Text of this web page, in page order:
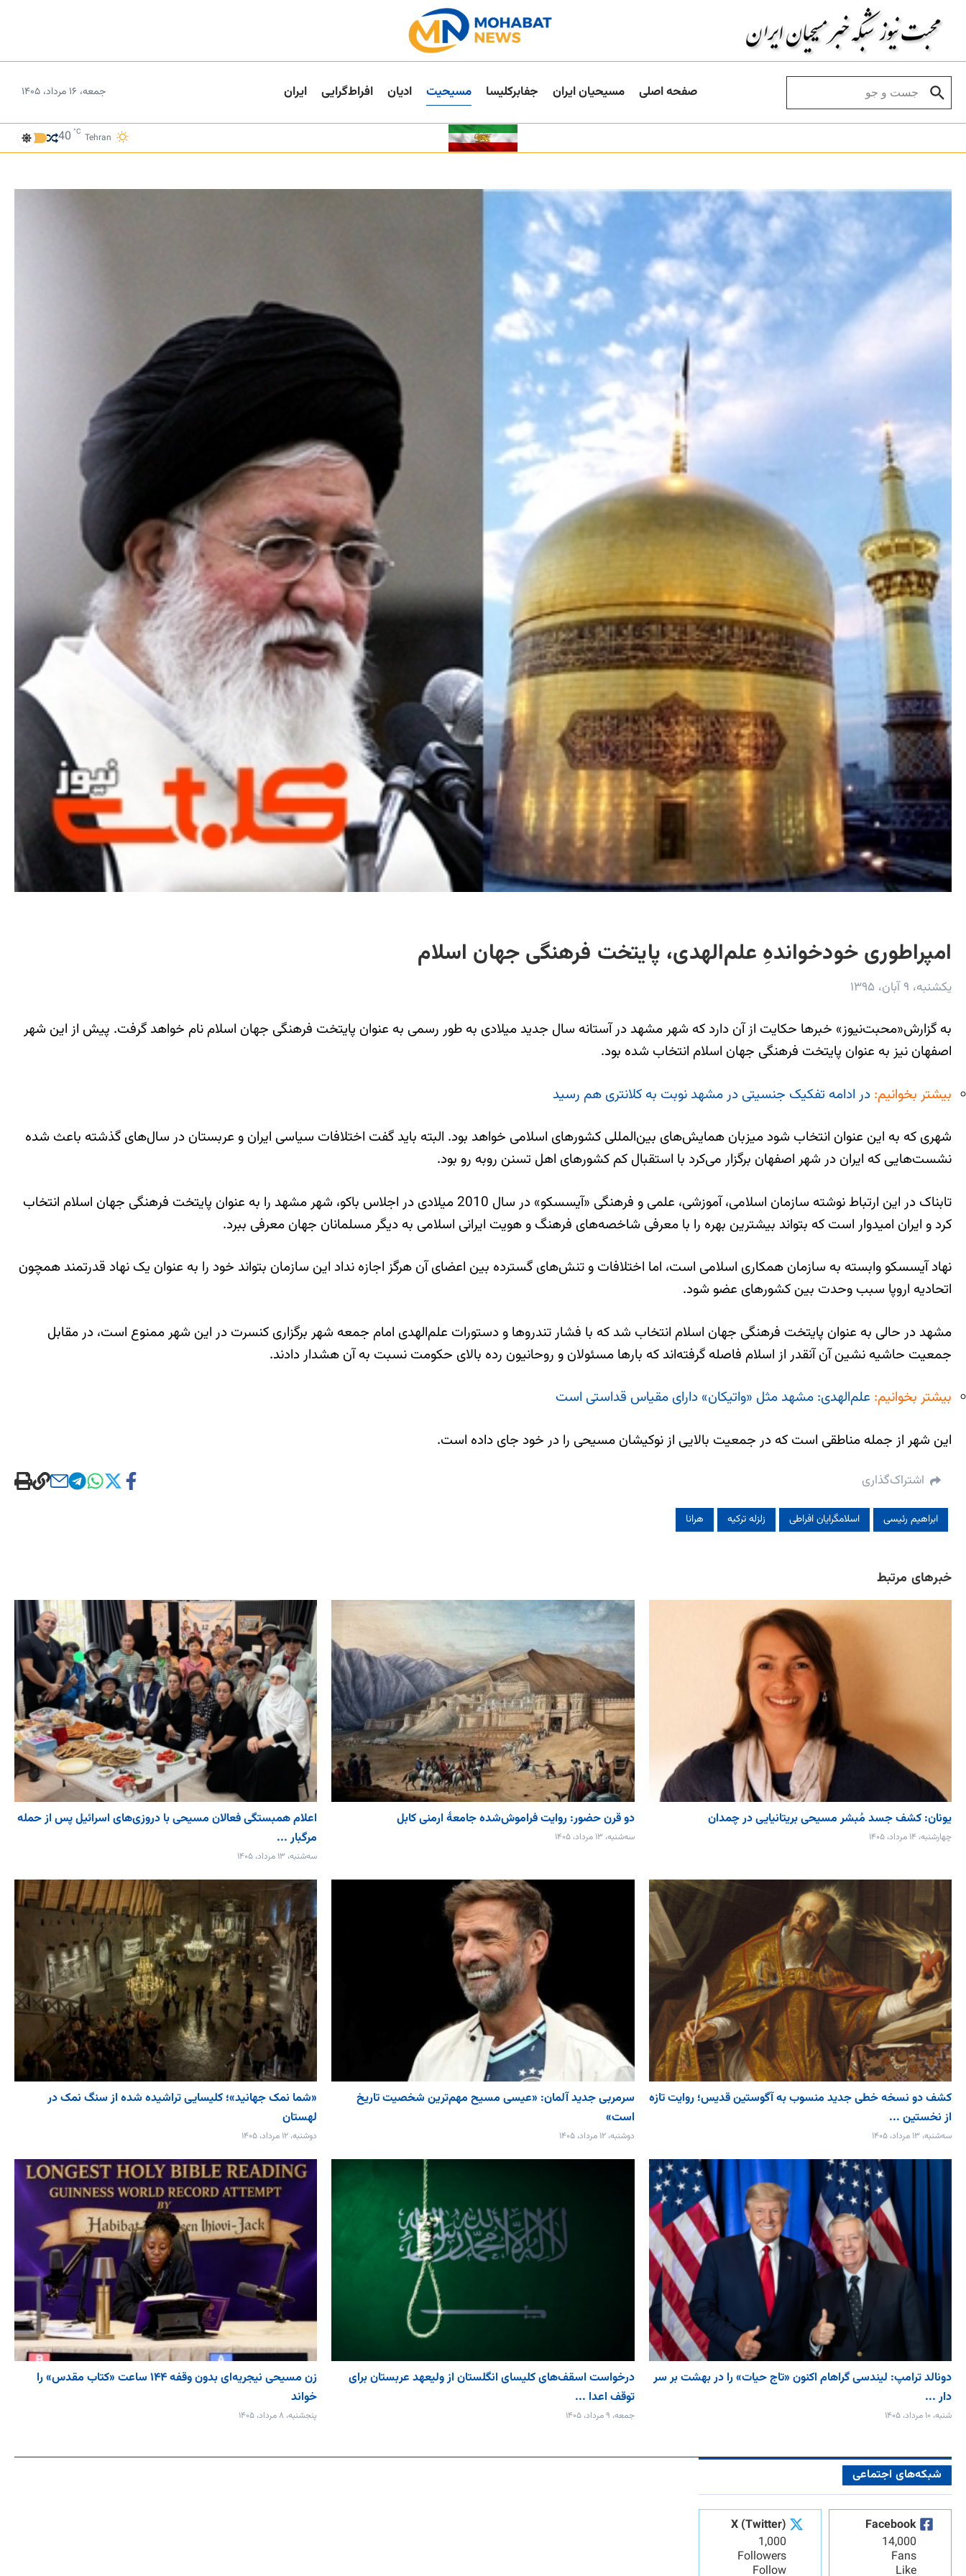
صفحه اصلی مسیحیان ایران جفا‌بر‌کلیسا مسیحیت ادیان افراط‌گرایی ایران جمعه، ۱۶ مرداد، ۱۴۰۵
Tehran
40 °C
امپراطوری خودخوانده‌ِ علم‌الهدی، پایتخت فرهنگی جهان اسلام
یکشنبه، ۹ آبان، ۱۳۹۵
به گزارش«محبت‌نیوز» خبرها حکایت از آن دارد که شهر مشهد در آستانه سال جدید میلادی به طور رسمی به عنوان پایتخت فرهنگی جهان اسلام نام خواهد گرفت. پیش از این شهر
اصفهان نیز به عنوان پایتخت فرهنگی جهان اسلام انتخاب شده بود.
بیشتر بخوانیم: در ادامه تفکیک جنسیتی در مشهد نوبت به کلانتری هم رسید
شهری که به این عنوان انتخاب شود میزبان همایش‌های بین‌المللی کشورهای اسلامی خواهد بود. البته باید گفت اختلافات سیاسی ایران و عربستان در سال‌های گذشته باعث شده
نشست‌هایی که ایران در شهر اصفهان برگزار می‌کرد با استقبال کم کشورهای اهل تسنن روبه رو بود.
تابناک در این ارتباط نوشته سازمان اسلامی، آموزشی، علمی و فرهنگی «آیسسکو» در سال 2010 میلادی در اجلاس باکو، شهر مشهد را به عنوان پایتخت فرهنگی جهان اسلام انتخاب
کرد و ایران امیدوار است که بتواند بیشترین بهره را با معرفی شاخصه‌های فرهنگ و هویت ایرانی اسلامی به دیگر مسلمانان جهان معرفی ببرد.
نهاد آیسسکو وابسته به سازمان همکاری اسلامی است، اما اختلافات و تنش‌های گسترده بین اعضای آن هرگز اجازه نداد این سازمان بتواند خود را به عنوان یک نهاد قدرتمند همچون
اتحادیه اروپا سبب وحدت بین کشورهای عضو شود.
مشهد در حالی به عنوان پایتخت فرهنگی جهان اسلام انتخاب شد که با فشار تندروها و دستورات علم‌الهدی امام جمعه شهر برگزاری کنسرت در این شهر ممنوع است، در مقابل
جمعیت حاشیه نشین آن آنقدر از اسلام فاصله گرفته‌اند که بارها مسئولان و روحانیون رده بالای حکومت نسبت به آن هشدار دادند.
بیشتر بخوانیم: علم‌الهدی: مشهد مثل «واتیکان» دارای مقیاس قداستی است
این شهر از جمله مناطقی است که در جمعیت بالایی از نوکیشان مسیحی را در خود جای داده است.
اشتراک‌گذاری
ابراهیم رئیسی اسلامگرایان افراطی زلزله ترکیه هرانا
خبرهای مرتبط
یونان: کشف جسد مُبشر مسیحی بریتانیایی در چمدان
چهارشنبه، ۱۴ مرداد، ۱۴۰۵
دو قرن حضور: روایت فراموش‌شده جامعۀ ارمنی کابل
سه‌شنبه، ۱۳ مرداد، ۱۴۰۵
اعلام همبستگی فعالان مسیحی با دروزی‌های اسرائیل پس از حمله
مرگبار ...
سه‌شنبه، ۱۳ مرداد، ۱۴۰۵
کشف دو نسخه خطی جدید منسوب به آگوستین قدیس؛ روایت تازه
از نخستین ...
سه‌شنبه، ۱۳ مرداد، ۱۴۰۵
سرمربی جدید آلمان: «عیسی مسیح مهم‌ترین شخصیت تاریخ
است»
دوشنبه، ۱۲ مرداد، ۱۴۰۵
«شما نمک جهانید»؛ کلیسایی تراشیده شده از سنگ نمک در
لهستان
دوشنبه، ۱۲ مرداد، ۱۴۰۵
دونالد ترامپ: لیندسی گراهام اکنون «تاج حیات» را در بهشت بر سر
دار ...
شنبه، ۱۰ مرداد، ۱۴۰۵
درخواست اسقف‌های کلیسای انگلستان از ولیعهد عربستان برای
توقف اعدا ...
جمعه، ۹ مرداد، ۱۴۰۵
زن مسیحی نیجریه‌ای بدون وقفه ۱۴۴ ساعت «کتاب مقدس» را
خواند
پنجشنبه، ۸ مرداد، ۱۴۰۵
شبکه‌های اجتماعی
Facebook
14,000
Fans
Like
X (Twitter)
1,000
Followers
Follow